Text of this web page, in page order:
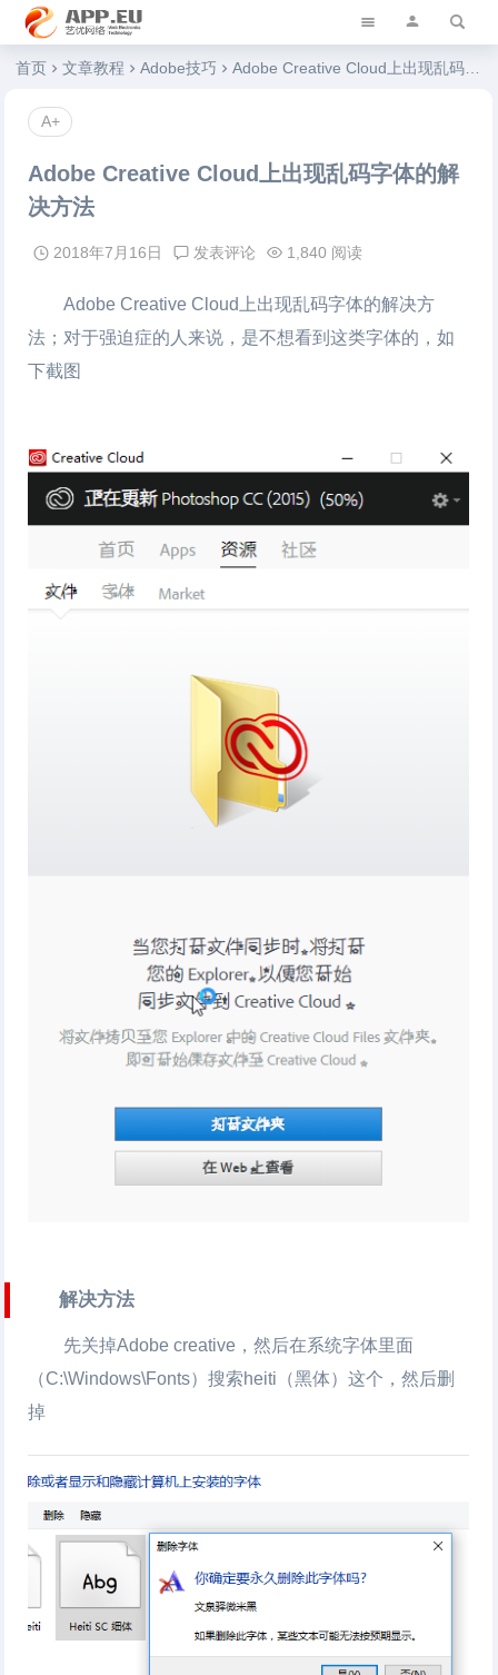
艺优软件乐园
首页 文章教程 Adobe技巧 Adobe Creative Cloud上出现乱码字体的解决方法
Adobe Creative Cloud上出现乱码字体的解
决方法
2018年7月16日 发表评论 1,840 阅读
Adobe Creative Cloud上出现乱码字体的解决方
法 ；对于强迫症的人来说，是不想看到这类字体的，如
下截图
解决方法
先关掉Adobe creative，然后在系统字体里面
（C:\Windows\Fonts）搜索heiti（黑体）这个，然后删
掉
A+